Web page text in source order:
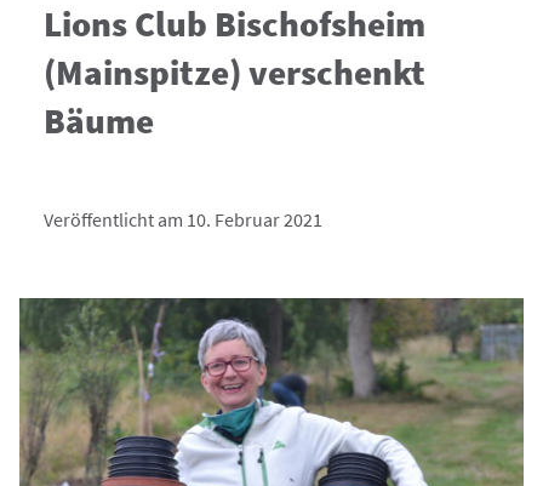
Lions Club Bischofsheim
(Mainspitze) verschenkt
Bäume
Veröffentlicht am 10. Februar 2021